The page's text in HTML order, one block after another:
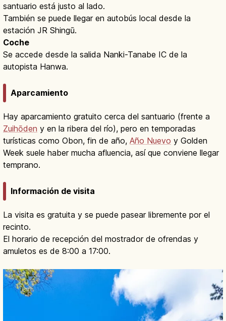
santuario está justo al lado.
También se puede llegar en autobús local desde la
estación JR Shingū.
Coche
Se accede desde la salida Nanki-Tanabe IC de la
autopista Hanwa.
Aparcamiento
Hay aparcamiento gratuito cerca del santuario (frente a
Zuihōden y en la ribera del río), pero en temporadas
turísticas como Obon, fin de año, Año Nuevo y Golden
Week suele haber mucha afluencia, así que conviene llegar
temprano.
Información de visita
La visita es gratuita y se puede pasear libremente por el
recinto.
El horario de recepción del mostrador de ofrendas y
amuletos es de 8:00 a 17:00.